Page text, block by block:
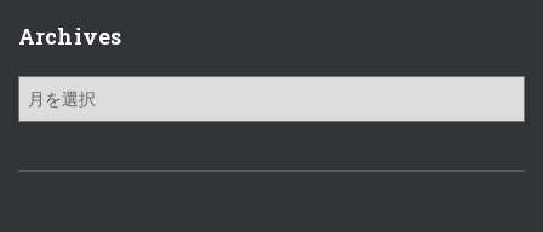
Archives
h